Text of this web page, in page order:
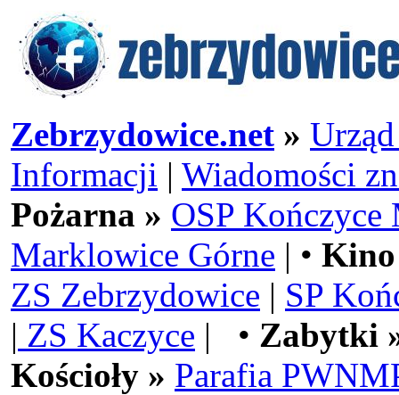
Zebrzydowice.net »
Informacji | Wiadomości
Pożarna » OSP Kończyce
Marklowice Górne | •
ZS Zebrzydowice | SP
| ZS Kaczyce | • Zabytki
Kościoły » Parafia